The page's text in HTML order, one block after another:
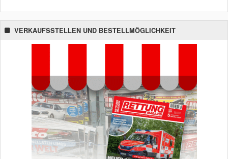
VERKAUFSSTELLEN UND BESTELLMÖGLICHKEIT